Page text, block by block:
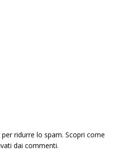
ridurre lo spam. Scopri come
dai commenti.